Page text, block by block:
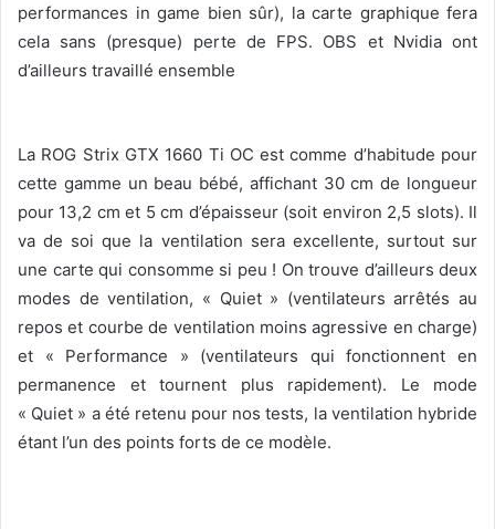
performances in game bien sûr), la carte graphique fera
cela sans (presque) perte de FPS. OBS et Nvidia ont
d’ailleurs travaillé ensemble
La ROG Strix GTX 1660 Ti OC est comme d’habitude pour
cette gamme un beau bébé, affichant 30 cm de longueur
pour 13,2 cm et 5 cm d’épaisseur (soit environ 2,5 slots). Il
va de soi que la ventilation sera excellente, surtout sur
une carte qui consomme si peu ! On trouve d’ailleurs deux
modes de ventilation, « Quiet » (ventilateurs arrêtés au
repos et courbe de ventilation moins agressive en charge)
et « Performance » (ventilateurs qui fonctionnent en
permanence et tournent plus rapidement). Le mode
« Quiet » a été retenu pour nos tests, la ventilation hybride
étant l’un des points forts de ce modèle.